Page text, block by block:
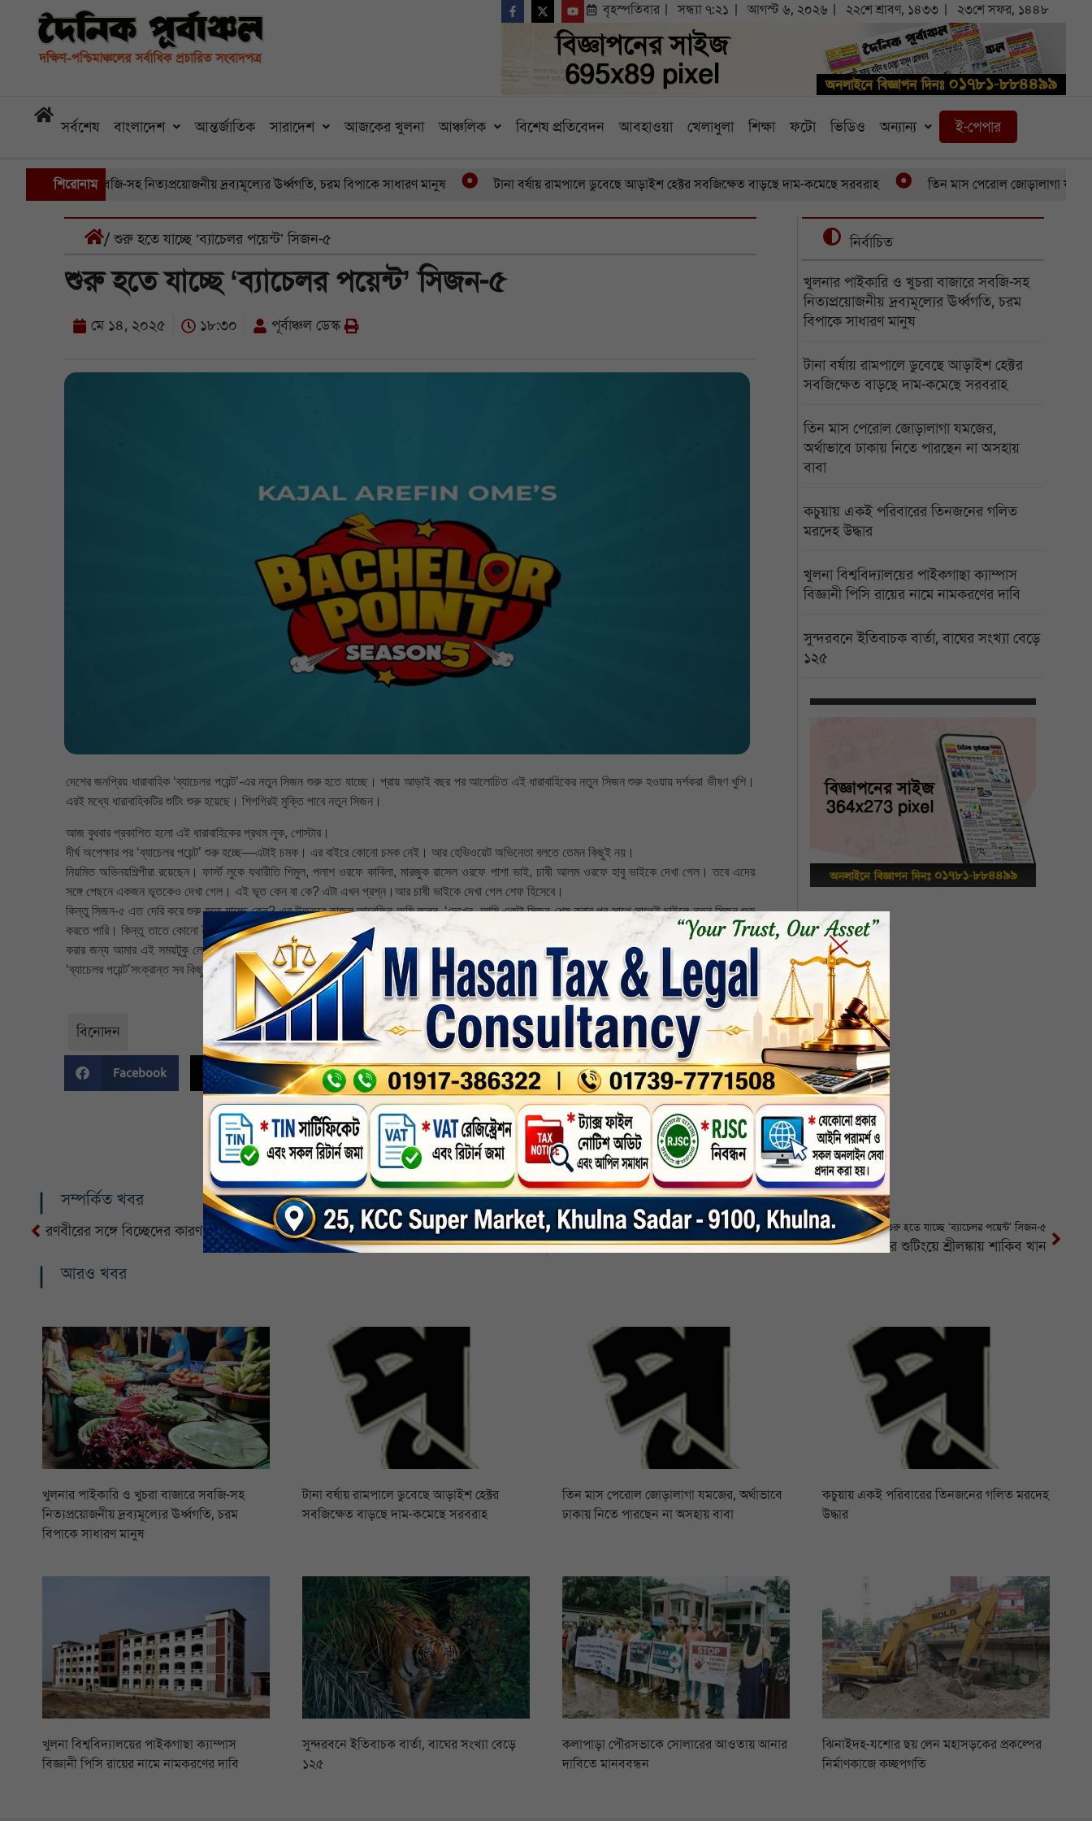
বৃহস্পতিবার সন্ধ্যা ৭:২১ আগস্ট ৬, ২০২৬ ২২শে শ্রাবণ, ১৪৩৩ ২৩শে সফর, ১৪৪৮
সর্বশেষ বাংলাদেশ আন্তর্জাতিক সারাদেশ আজকের খুলনা আঞ্চলিক বিশেষ প্রতিবেদন আবহাওয়া খেলাধুলা শিক্ষা ফটো ভিডিও অন্যান্য ই-পেপার
শিরোনাম
ও খুচরা বাজারে সবজি-সহ নিত্যপ্রয়োজনীয় দ্রব্যমূল্যের ঊর্ধ্বগতি, চরম বিপাকে সাধারণ মানুষ টানা বর্ষায় রামপালে ডুবেছে আড়াইশ হেক্টর সবজিক্ষেত বাড়ছে দাম-কমেছে সরবরাহ তিন মাস পেরোল জোড়ালাগা যমজের,
/ শুরু হতে যাচ্ছে ‘ব্যাচেলর পয়েন্ট’ সিজন-৫
শুরু হতে যাচ্ছে ‘ব্যাচেলর পয়েন্ট’ সিজন-৫
মে ১৪, ২০২৫ ১৮:৩০ পূর্বাঞ্চল ডেস্ক
দেশের জনপ্রিয় ধারাবাহিক ‘ব্যাচেলর পয়েন্ট’-এর নতুন সিজন শুরু হতে যাচ্ছে। প্রায় আড়াই বছর পর আলোচিত এই ধারাবাহিকের নতুন সিজন শুরু হওয়ায় দর্শকরা ভীষণ খুশি।
এরই মধ্যে ধারাবাহিকটির শুটিং শুরু হয়েছে। শিগগিরই মুক্তি পাবে নতুন সিজন।
আজ বুধবার প্রকাশিত হলো এই ধারাবাহিকের প্রথম লুক, পোস্টার।
দীর্ঘ অপেক্ষার পর ‘ব্যাচেলর পয়েন্ট’ শুরু হচ্ছে—এটাই চমক। এর বাইরে কোনো চমক নেই। আর হেভিওয়েট অভিনেতা বলতে তেমন কিছুই নয়।
নিয়মিত অভিনয়শিল্পীরা রয়েছেন। ফার্স্ট লুকে যথারীতি শিমুল, পলাশ ওরফে কাবিলা, মারজুক রাসেল ওরফে পাশা ভাই, চাষী আলম ওরফে হাবু ভাইকে দেখা গেল। তবে এদের
সঙ্গে পেছনে একজন ভূতকেও দেখা গেল। এই ভূত কেন বা কে? এটা এখন প্রশ্ন।আর চাষী ভাইকে দেখা গেল শেফ হিসেবে।
কিন্তু সিজন-৫ এত দেরি করে শুরু হতে যাচ্ছে কেন? এর উত্তরে কাজল আরেফিন অমি বলেন, ‘দেখেন, আমি একটা সিজন শেষ করার পর সাথে সাথেই চাইলে নতুন সিজন শুরু
করতে পারি। কিন্তু তাতে কোনো বৈচিত্র্যতা থাকবে না। প্রতিটি সিজনে আমি নতুন স্বাদ দেওয়ার চেষ্টা করি দর্শকদের। এ জন্য পড়াশোনা, ভাবনা ও বিশ্লেষণ করি।সিজন-৫
করার জন্য আমার এই সময়টুকু লেগেছে, যদিও এর মাঝে অন্যান্য কাজও আমি করেছি।’এরই মধ্যে প্রডাকশন হাউস বুব ফিল্মসের ইউটিউব চ্যানেল খোলা হয়েছে। যেখানে
‘ব্যাচেলর পয়েন্ট’সংক্রান্ত সব কিছুই পাওয়া যাবে বলে জানিয়েছেন নির্মাতা অমি। এছাড়াও সিজন ৫ প্রচারিত হবে চ্যানেল আইয়ে।
বিনোদন
Facebook Twitter Linkedin Whatsapp Print
নির্বাচিত
খুলনার পাইকারি ও খুচরা বাজারে সবজি-সহ
নিত্যপ্রয়োজনীয় দ্রব্যমূল্যের ঊর্ধ্বগতি, চরম
বিপাকে সাধারণ মানুষ
টানা বর্ষায় রামপালে ডুবেছে আড়াইশ হেক্টর
সবজিক্ষেত বাড়ছে দাম-কমেছে সরবরাহ
তিন মাস পেরোল জোড়ালাগা যমজের,
অর্থাভাবে ঢাকায় নিতে পারছেন না অসহায়
বাবা
কচুয়ায় একই পরিবারের তিনজনের গলিত
মরদেহ উদ্ধার
খুলনা বিশ্ববিদ্যালয়ের পাইকগাছা ক্যাম্পাস
বিজ্ঞানী পিসি রায়ের নামে নামকরণের দাবি
সুন্দরবনে ইতিবাচক বার্তা, বাঘের সংখ্যা বেড়ে
১২৫
সম্পর্কিত খবর
রণবীরের সঙ্গে বিচ্ছেদের কারণ জানালেন ক্যাটরিনা শুরু হতে যাচ্ছে ‘ব্যাচেলর পয়েন্ট’ সিজন-৫
‘তাণ্ডব’ সিনেমার শুটিংয়ে শ্রীলঙ্কায় শাকিব খান
আরও খবর
খুলনার পাইকারি ও খুচরা বাজারে সবজি-সহ
নিত্যপ্রয়োজনীয় দ্রব্যমূল্যের ঊর্ধ্বগতি, চরম
বিপাকে সাধারণ মানুষ
টানা বর্ষায় রামপালে ডুবেছে আড়াইশ হেক্টর
সবজিক্ষেত বাড়ছে দাম-কমেছে সরবরাহ
তিন মাস পেরোল জোড়ালাগা যমজের, অর্থাভাবে
ঢাকায় নিতে পারছেন না অসহায় বাবা
কচুয়ায় একই পরিবারের তিনজনের গলিত মরদেহ
উদ্ধার
খুলনা বিশ্ববিদ্যালয়ের পাইকগাছা ক্যাম্পাস
বিজ্ঞানী পিসি রায়ের নামে নামকরণের দাবি
সুন্দরবনে ইতিবাচক বার্তা, বাঘের সংখ্যা বেড়ে
১২৫
কলাপাড়া পৌরসভাকে সোলারের আওতায় আনার
দাবিতে মানববন্ধন
ঝিনাইদহ-যশোর ছয় লেন মহাসড়কের প্রকল্পের
নির্মাণকাজে কচ্ছপগতি